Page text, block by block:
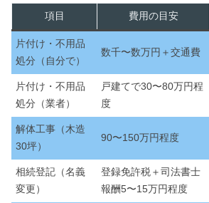
項目 費用の目安
片付け・不用品
処分（自分で）
数千〜数万円＋交通費
片付け・不用品
処分（業者）
戸建てで30〜80万円程
度
解体工事（木造
30坪）
90〜150万円程度
相続登記（名義
変更）
登録免許税＋司法書士
報酬5〜15万円程度